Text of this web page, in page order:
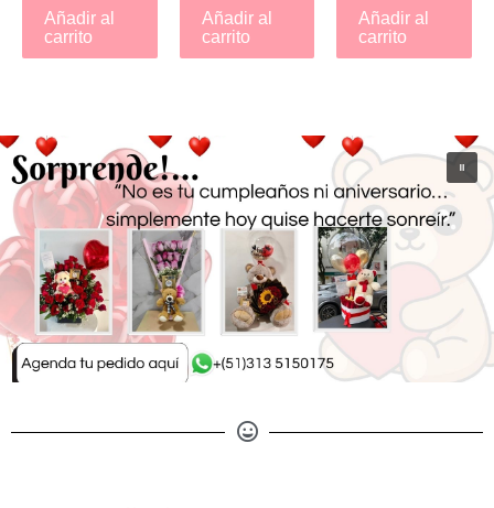
Añadir al
carrito
Añadir al
carrito
Añadir al
carrito